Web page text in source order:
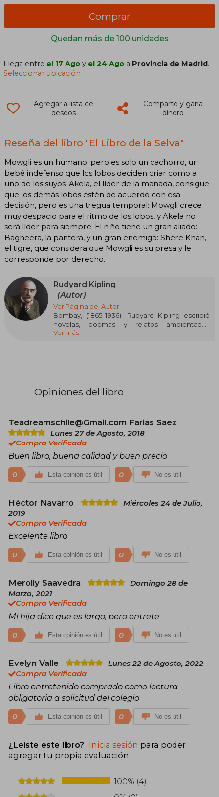
Quedan más de 100 unidades
Comprar
Llega entre el 17 Ago y el 24 Ago a Provincia de Madrid.
Seleccionar ubicación
Agregar a lista de
deseos
Comparte y gana
dinero
Reseña del libro "El Libro de la Selva"
Mowgli es un humano, pero es solo un cachorro, un
bebé indefenso que los lobos deciden criar como a
uno de los suyos. Akela, el líder de la manada, consigue
que los demás lobos estén de acuerdo con esa
decisión, pero es una tregua temporal: Mowgli crece
muy despacio para el ritmo de los lobos, y Akela no
será líder para siempre. El niño tiene un gran aliado:
Bagheera, la pantera, y un gran enemigo: Shere Khan,
el tigre, que considera que Mowgli es su presa y le
corresponde por derecho.
Rudyard Kipling
(Autor)
Ver Página del Autor
Bombay, (1865-1936). Rudyard Kipling escribió
novelas, poemas y relatos ambientados
principalmente en la India y Birmania durante la
este último aspecto era sin duda un eco del
primer autor británico galardonado con el Nobel
de Literatura.
Ver más
Opiniones del libro
Teadreamschile@Gmail.com Farias Saez
Lunes 27 de Agosto, 2018
Compra Verificada
Buen libro, buena calidad y buen precio
0 Esta opinión es útil 0 No es útil
Héctor Navarro
Miércoles 24 de Julio,
2019
Compra Verificada
Excelente libro
0 Esta opinión es útil 0 No es útil
Merolly Saavedra
Domingo 28 de
Marzo, 2021
Compra Verificada
Mi hija dice que es largo, pero entrete
0 Esta opinión es útil 0 No es útil
Evelyn Valle
Lunes 22 de Agosto, 2022
Compra Verificada
Libro entretenido comprado como lectura
obligatoria a solicitud del colegio
0 Esta opinión es útil 0 No es útil
¿Leíste este libro? Inicia sesión para poder
agregar tu propia evaluación.
100% (4)